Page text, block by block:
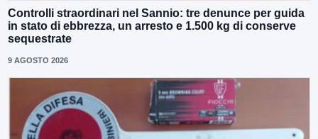
Controlli straordinari nel Sannio: tre denunce per guida
in stato di ebbrezza, un arresto e 1.500 kg di conserve
sequestrate
9 AGOSTO 2026